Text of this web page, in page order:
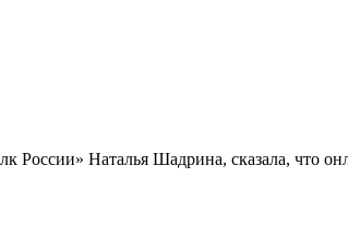
России» Наталья Шадрина, сказала, что